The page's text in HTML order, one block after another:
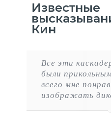
Известные
Кин
Все эти
были
всего мне
изображать